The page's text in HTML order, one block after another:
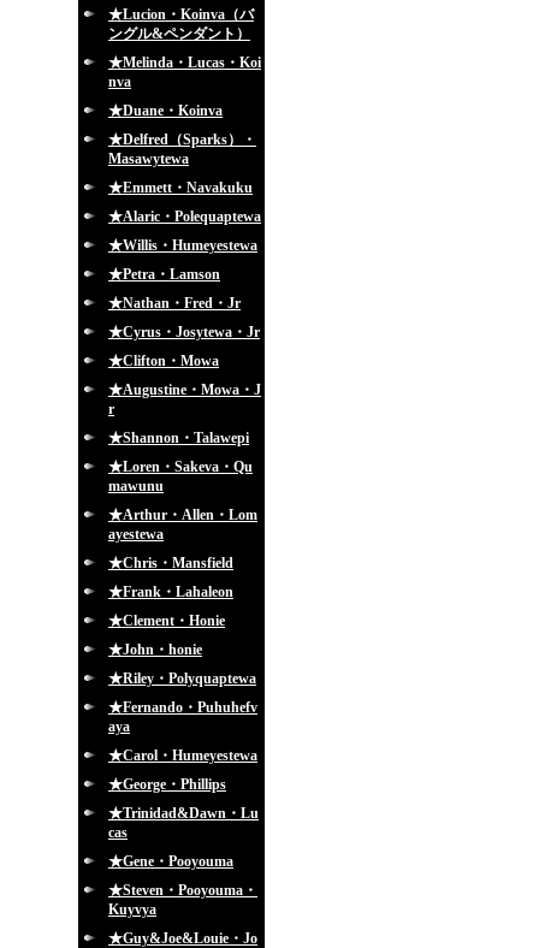
★Lucion・Koinva（バ
ングル&ペンダント）
★Melinda・Lucas・Koi
nva
★Duane・Koinva
★Delfred（Sparks）・
Masawytewa
★Emmett・Navakuku
★Alaric・Polequaptewa
★Willis・Humeyestewa
★Petra・Lamson
★Nathan・Fred・Jr
★Cyrus・Josytewa・Jr
★Clifton・Mowa
★Augustine・Mowa・J
r
★Shannon・Talawepi
★Loren・Sakeva・Qu
mawunu
★Arthur・Allen・Lom
ayestewa
★Chris・Mansfield
★Frank・Lahaleon
★Clement・Honie
★John・honie
★Riley・Polyquaptewa
★Fernando・Puhuhefv
aya
★Carol・Humeyestewa
★George・Phillips
★Trinidad&Dawn・Lu
cas
★Gene・Pooyouma
★Steven・Pooyouma・
Kuyvya
★Guy&Joe&Louie・Jo